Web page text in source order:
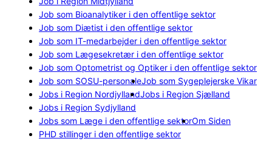
Job som Bioanalytiker i den offentlige sektor
Job som Diætist i den offentlige sektor
Job som IT-medarbejder i den offentlige sektor
Job som Lægesekretær i den offentlige sektor
Job som Optometrist og Optiker i den offentlige sektor
Job som SOSU-personaleJob som Sygeplejerske Vikar
Jobs i Region NordjyllandJobs i Region Sjælland
Jobs i Region Sydjylland
Jobs som Læge i den offentlige sektorOm Siden
PHD stillinger i den offentlige sektor